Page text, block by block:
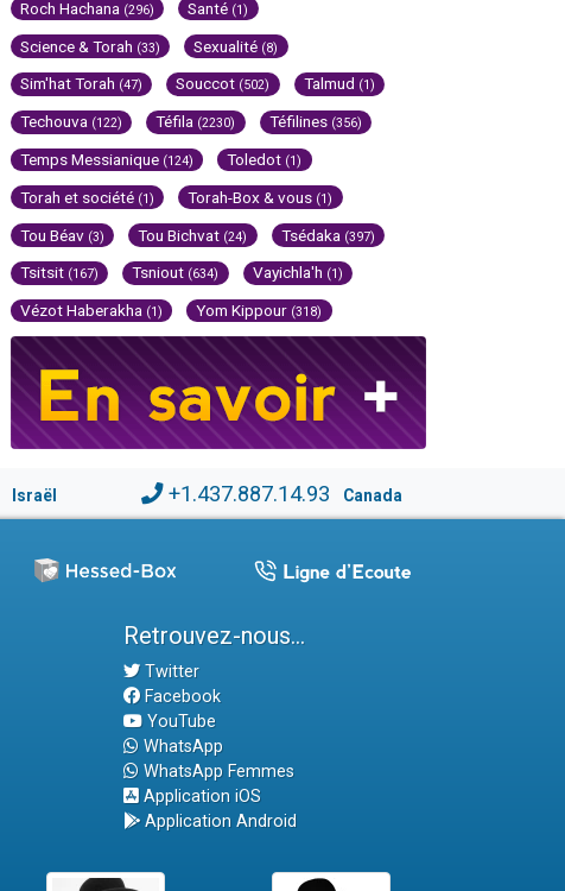
Roch Hachana (296) Santé (1)
Science & Torah (33) Sexualité (8)
Sim'hat Torah (47) Souccot (502) Talmud (1)
Techouva (122) Téfila (2230) Téfilines (356)
Temps Messianique (124) Toledot (1)
Torah et société (1) Torah-Box & vous (1)
Tou Béav (3) Tou Bichvat (24) Tsédaka (397)
Tsitsit (167) Tsniout (634) Vayichla'h (1)
Vézot Haberakha (1) Yom Kippour (318)
Israël +1.437.887.14.93 Canada
Retrouvez-nous...
Twitter
Facebook
YouTube
WhatsApp
WhatsApp Femmes
Application iOS
Application Android